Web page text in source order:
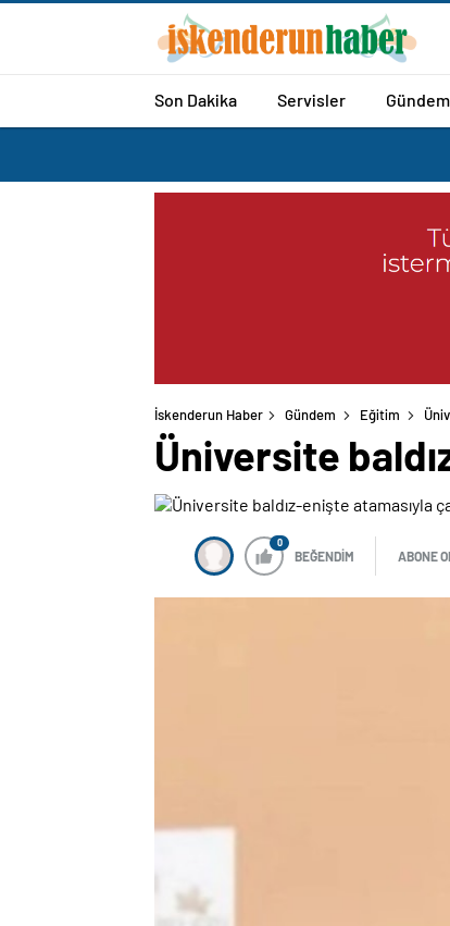
Son Dakika Servisler Gündem
İskenderun Haber Gündem Eğitim
Üniversite
0
BEĞENDİM ABONE